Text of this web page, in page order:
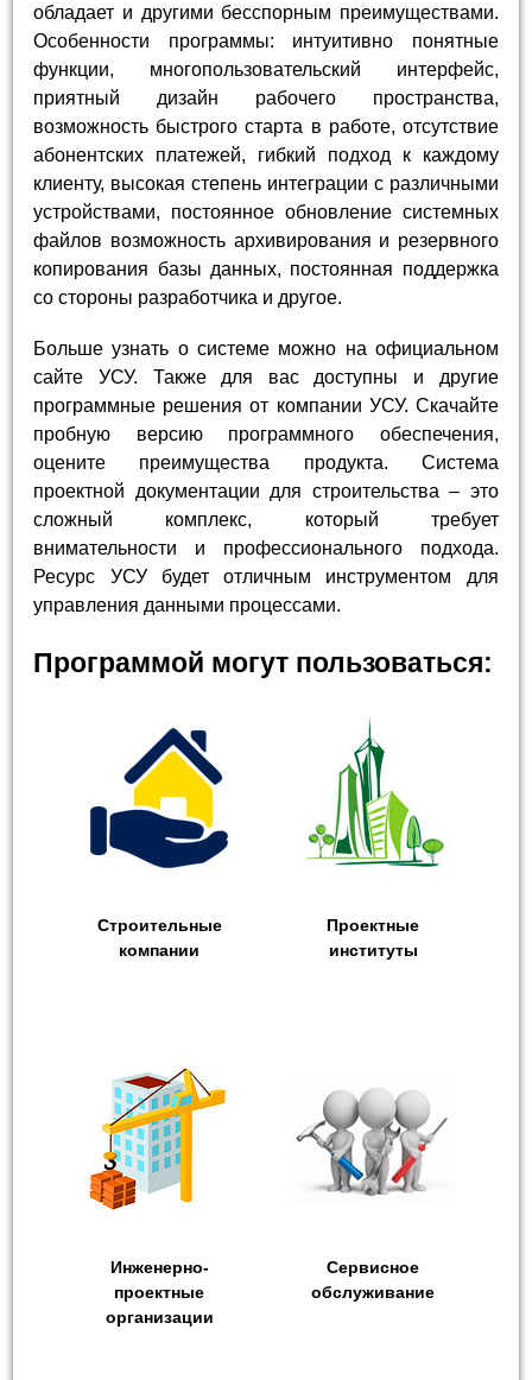
обладает и другими бесспорным преимуществами.
Особенности программы: интуитивно понятные
функции, многопользовательский интерфейс,
приятный дизайн рабочего пространства,
возможность быстрого старта в работе, отсутствие
абонентских платежей, гибкий подход к каждому
клиенту, высокая степень интеграции с различными
устройствами, постоянное обновление системных
файлов возможность архивирования и резервного
копирования базы данных, постоянная поддержка
со стороны разработчика и другое.
Больше узнать о системе можно на официальном
сайте УСУ. Также для вас доступны и другие
программные решения от компании УСУ. Скачайте
пробную версию программного обеспечения,
оцените преимущества продукта. Система
проектной документации для строительства – это
сложный комплекс, который требует
внимательности и профессионального подхода.
Ресурс УСУ будет отличным инструментом для
управления данными процессами.
Программой могут пользоваться:
Строительные
компании
Проектные
институты
Инженерно-
проектные
организации
Сервисное
обслуживание